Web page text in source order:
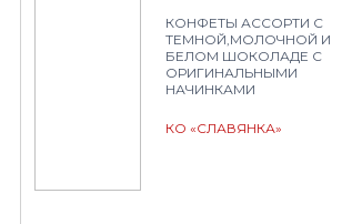
КОНФЕТЫ АССОРТИ С
ТЕМНОЙ,МОЛОЧНОЙ И
БЕЛОМ ШОКОЛАДЕ С
ОРИГИНАЛЬНЫМИ
НАЧИНКАМИ
КО «СЛАВЯНКА»